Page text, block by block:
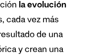
la evolución
cada vez más
de una
y crean una